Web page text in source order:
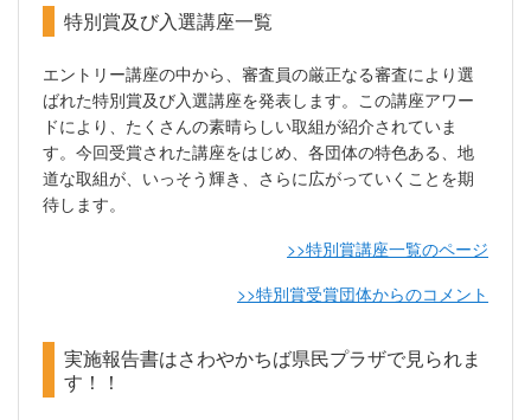
特別賞及び入選講座一覧
エントリー講座の中から、審査員の厳正なる審査により選
ばれた特別賞及び入選講座を発表します。この講座アワー
ドにより、たくさんの素晴らしい取組が紹介されていま
す。今回受賞された講座をはじめ、各団体の特色ある、地
道な取組が、いっそう輝き、さらに広がっていくことを期
待します。
>>特別賞講座一覧のページ
>>特別賞受賞団体からのコメント
実施報告書はさわやかちば県民プラザで見られま
す！！